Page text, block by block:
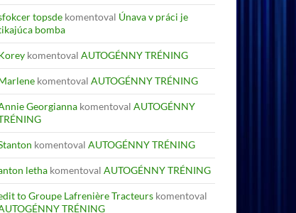
topsde komentoval Únava v práci je
bomba
komentoval AUTOGÉNNY TRÉNING
komentoval AUTOGÉNNY TRÉNING
Georgianna komentoval AUTOGÉNNY
komentoval AUTOGÉNNY TRÉNING
letha komentoval AUTOGÉNNY TRÉNING
to Groupe Lafrenière Tracteurs komentoval
TRÉNING